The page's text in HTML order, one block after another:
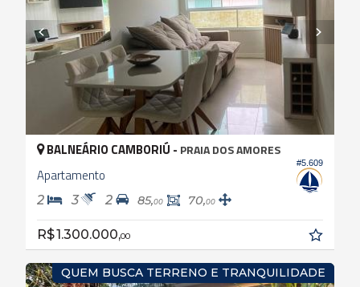
#5.609
BALNEÁRIO CAMBORIÚ - PRAIA DOS AMORES
Apartamento
2 3 2 85,00 70,00
R$ 1.300.000,00
QUEM BUSCA TERRENO E TRANQUILIDADE